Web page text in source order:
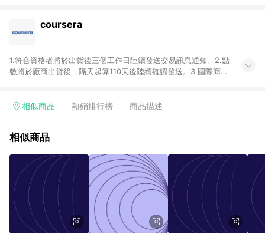
coursera
1.符合資格者將於出貨後三個工作日陸續發送交易訊息通知。2.點
數將於廠商出貨後，隔天起算110天後陸續確認發送。3.國際商家
用未授權優惠碼不符合贈點資格。6.點數發送依據及返點上限將
品加總金額），亦即點數回饋計算並非以coursera實際購買商品
分運費或稅金，可返點金額將以系統回傳金額為準 8.若於商家
App下單，不符合LINE購物導購資格。
相似商品 熱銷排行榜 商品描述
相似商品